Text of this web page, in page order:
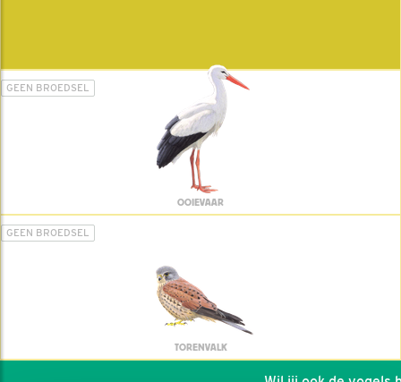
GEEN BROEDSEL
OOIEVAAR
GEEN BROEDSEL
TORENVALK